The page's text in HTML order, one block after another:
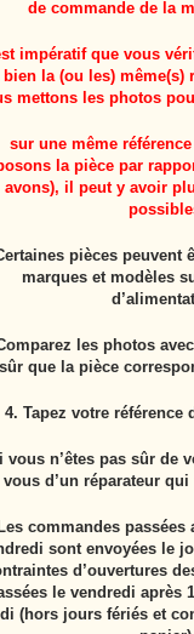
Lg
ZB
Module
de commande de la
impératif que vous
la (ou les) même(s)
mettons les photos
sur une même
la pièce par
avons), il peut y avoir
pièces peuvent
marques et modèles
les photos
sûr que la pièce
4. Tapez votre référence
vous n’êtes pas sûr de
vous d’un réparateur
commandes passées
sont envoyées le
d’ouvertures
le vendredi après
(hors jours fériés et